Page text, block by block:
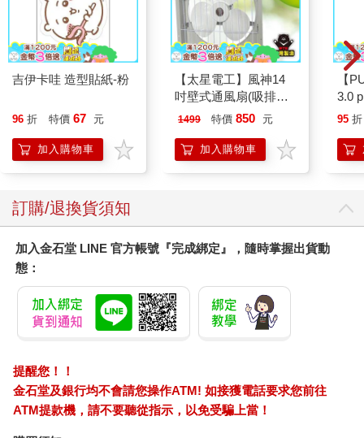
過一晚以後，也是那個護士牽著她的手，帶她看我第一眼。
媽說，那時，他們已經把我的狀況都告訴她了，她也有心理準備
要與我見面。她說，當她低頭初次瞥見我那張小小的、受擠壓的
臉，她只看見，我那雙好美的眼睛。
對了，媽很漂亮、爸也很帥。維亞也長得很美。如果你想知道的
吉伊卡哇 造型貼紙-粉
96 折 特價 67 元
加入購物車
【太星電工】風神14
吋壁式通風扇(吸排風
機)
1499 特價 850 元
加入購物車
【
3.0
黑
95 折
訂購/退換貨須知
加入金石堂 LINE 官方帳號『完成綁定』，隨時掌握出貨動
態：
提醒您！！
金石堂及銀行均不會請您操作ATM! 如接獲電話要求您前往
ATM提款機，請不要聽從指示，以免受騙上當！